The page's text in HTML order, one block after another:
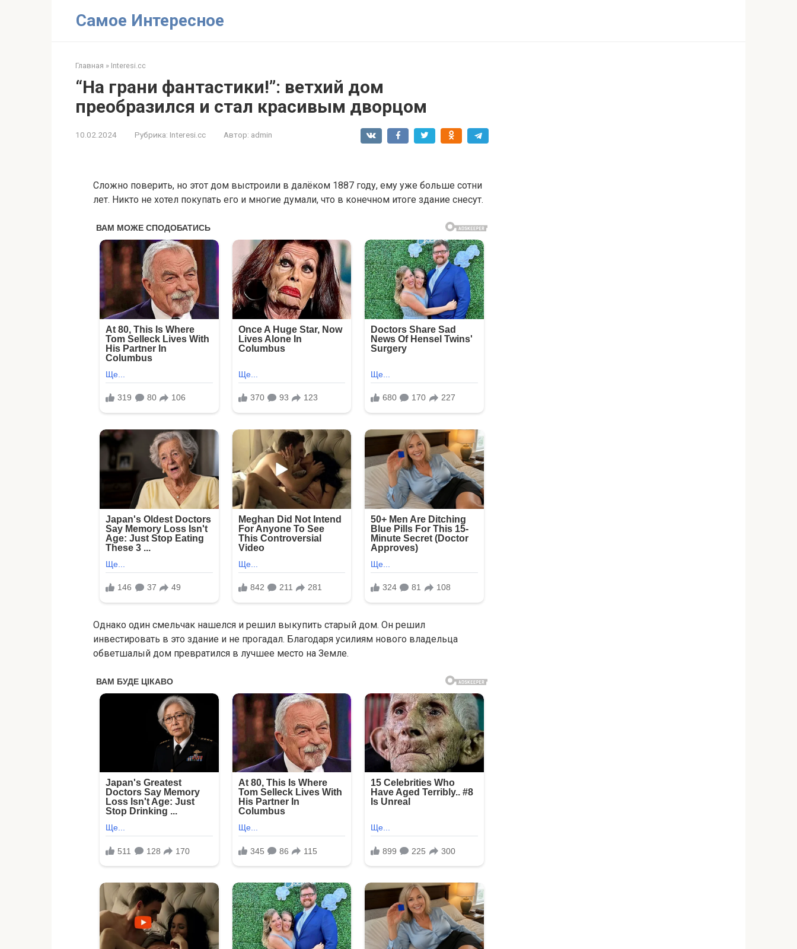
Самое Интересное
Главная » Interesi.cc
“На грани фантастики!”: ветхий дом
преобразился и стал красивым дворцом
10.02.2024 Рубрика: Interesi.cc Автор: admin
Сложно поверить, но этот дом выстроили в далёком 1887 году, ему уже больше сотни
лет. Никто не хотел покупать его и многие думали, что в конечном итоге здание снесут.
Однако один смельчак нашелся и решил выкупить старый дом. Он решил
инвестировать в это здание и не прогадал. Благодаря усилиям нового владельца
обветшалый дом превратился в лучшее место на Земле.